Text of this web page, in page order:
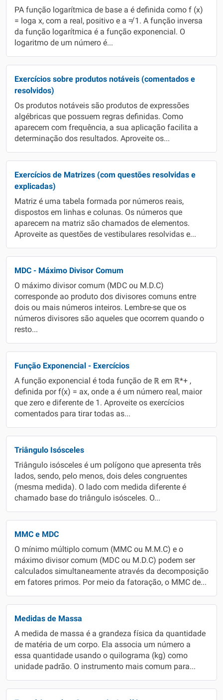
PA função logarítmica de base a é definida como f (x)
= loga x, com a real, positivo e a ≠ 1. A função inversa
da função logarítmica é a função exponencial. O
logaritmo de um número é...
Exercícios sobre produtos notáveis (comentados e
resolvidos)
Os produtos notáveis são produtos de expressões
algébricas que possuem regras definidas. Como
aparecem com frequência, a sua aplicação facilita a
determinação dos resultados. Aproveite os...
Exercícios de Matrizes (com questões resolvidas e
explicadas)
Matriz é uma tabela formada por números reais,
dispostos em linhas e colunas. Os números que
aparecem na matriz são chamados de elementos.
Aproveite as questões de vestibulares resolvidas e...
MDC - Máximo Divisor Comum
O máximo divisor comum (MDC ou M.D.C)
corresponde ao produto dos divisores comuns entre
dois ou mais números inteiros. Lembre-se que os
números divisores são aqueles que ocorrem quando o
resto...
Função Exponencial - Exercícios
A função exponencial é toda função de ℝ em ℝ*+ ,
definida por f(x) = ax, onde a é um número real, maior
que zero e diferente de 1. Aproveite os exercícios
comentados para tirar todas as...
Triângulo Isósceles
Triângulo isósceles é um polígono que apresenta três
lados, sendo, pelo menos, dois deles congruentes
(mesma medida). O lado com medida diferente é
chamado base do triângulo isósceles. O...
MMC e MDC
O mínimo múltiplo comum (MMC ou M.M.C) e o
máximo divisor comum (MDC ou M.D.C) podem ser
calculados simultaneamente através da decomposição
em fatores primos. Por meio da fatoração, o MMC de...
Medidas de Massa
A medida de massa é a grandeza física da quantidade
de matéria de um corpo. Ela associa um número a
essa quantidade usando o quilograma (kg) como
unidade padrão. O instrumento mais comum para...